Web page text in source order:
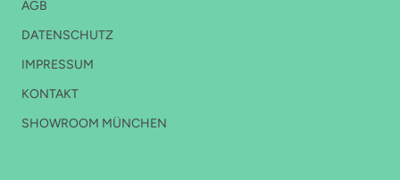
AGB
DATENSCHUTZ
IMPRESSUM
KONTAKT
SHOWROOM MÜNCHEN